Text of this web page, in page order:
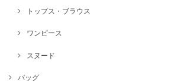
トップス・ブラウス
ワンピース
スヌード
バッグ